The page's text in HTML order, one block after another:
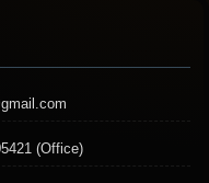
(Office)